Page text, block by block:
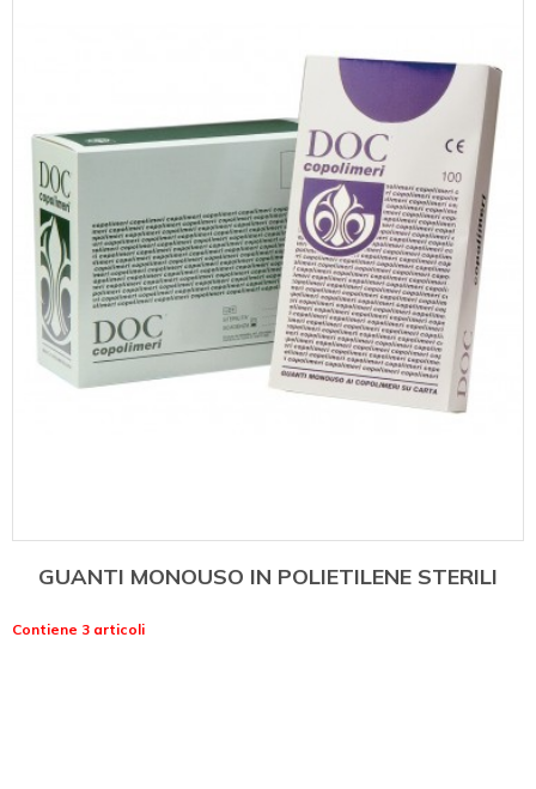
GUANTI MONOUSO IN POLIETILENE STERILI
Contiene 3 articoli